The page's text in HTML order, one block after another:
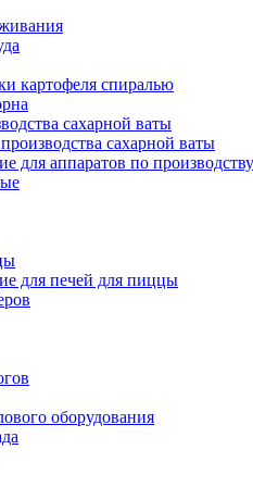
картофеля спиралью
сахарной ваты
сахарной ваты
для аппаратов по
для печей для пиццы
оборудования